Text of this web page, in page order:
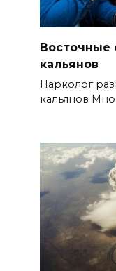
Восточные
кальянов
Нарколог
кальянов